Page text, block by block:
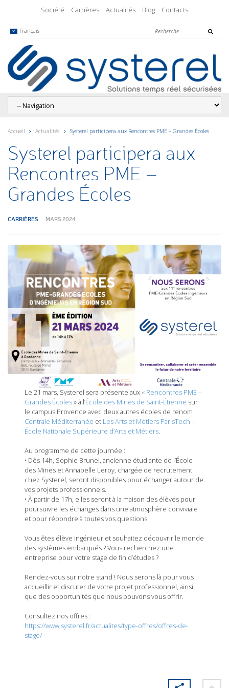
Société Carrières Actualités Blog Contacts
Français
Accueil Actualités Systerel participera aux Rencontres PME – Grandes Écoles
Systerel participera aux
Rencontres PME –
Grandes Écoles
CARRIÈRES MARS 2024
Le 21 mars, Systerel sera présente aux « Rencontres PME –
Grandes Écoles» à l’École des Mines de Saint-Étienne sur
le campus Provence avec deux autres écoles de renom :
Centrale Méditerranée et Les Arts et Métiers ParisTech –
École Nationale Supérieure d’Arts et Métiers.
Au programme de cette journée :
• Dès 14h, Sophie Brunel, ancienne étudiante de l’École
des Mines et Annabelle Leroy, chargée de recrutement
chez Systerel, seront disponibles pour échanger autour de
vos projets professionnels.
• À partir de 17h, elles seront à la maison des élèves pour
poursuivre les échanges dans une atmosphère conviviale
et pour répondre à toutes vos questions.
Vous êtes élève ingénieur et souhaitez découvrir le monde
des systèmes embarqués ? Vous recherchez une
entreprise pour votre stage de fin d’études ?
Rendez-vous sur notre stand ! Nous serons là pour vous
accueillir et discuter de votre projet professionnel, ainsi
que des opportunités que nous pouvons vous offrir.
Consultez nos offres :
https://www.systerel.fr/actualites/type-offres/offres-de-
stage/